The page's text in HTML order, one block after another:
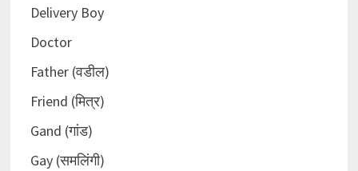
Delivery Boy
Doctor
Father (वडील)
Friend (मित्र)
Gand (गांड)
Gay (समलिंगी)